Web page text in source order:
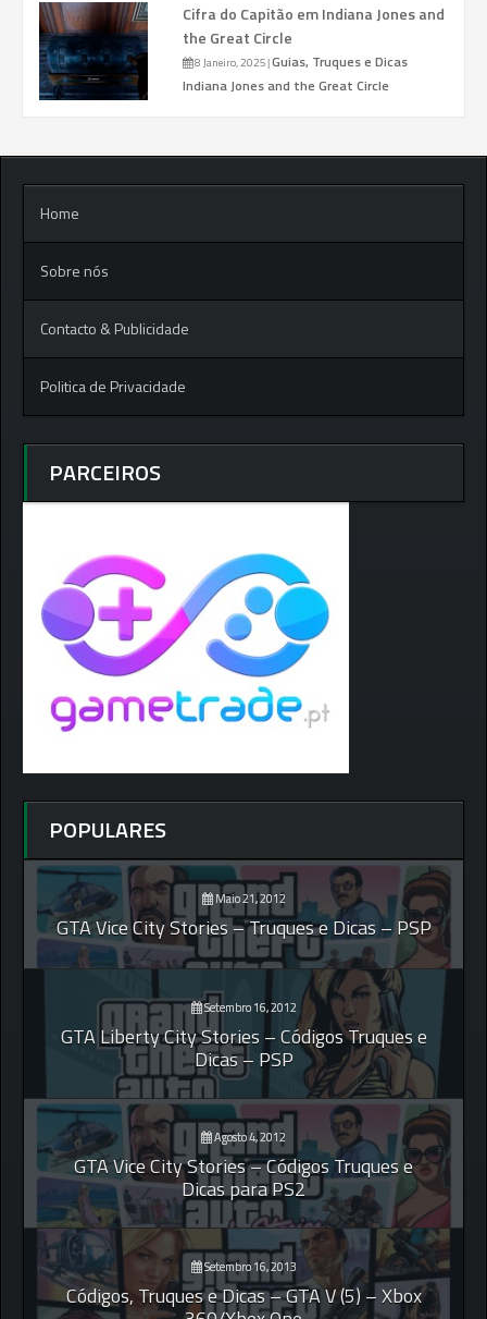
Cifra do Capitão em Indiana Jones and
the Great Circle
8 Janeiro, 2025|Guias, Truques e Dicas
Indiana Jones and the Great Circle
Home
Sobre nós
Contacto & Publicidade
Politica de Privacidade
PARCEIROS
POPULARES
Maio 21, 2012
GTA Vice City Stories – Truques e Dicas – PSP
Setembro 16, 2012
GTA Liberty City Stories – Códigos Truques e
Dicas – PSP
Agosto 4, 2012
GTA Vice City Stories – Códigos Truques e
Dicas para PS2
Setembro 16, 2013
Códigos, Truques e Dicas – GTA V (5) – Xbox